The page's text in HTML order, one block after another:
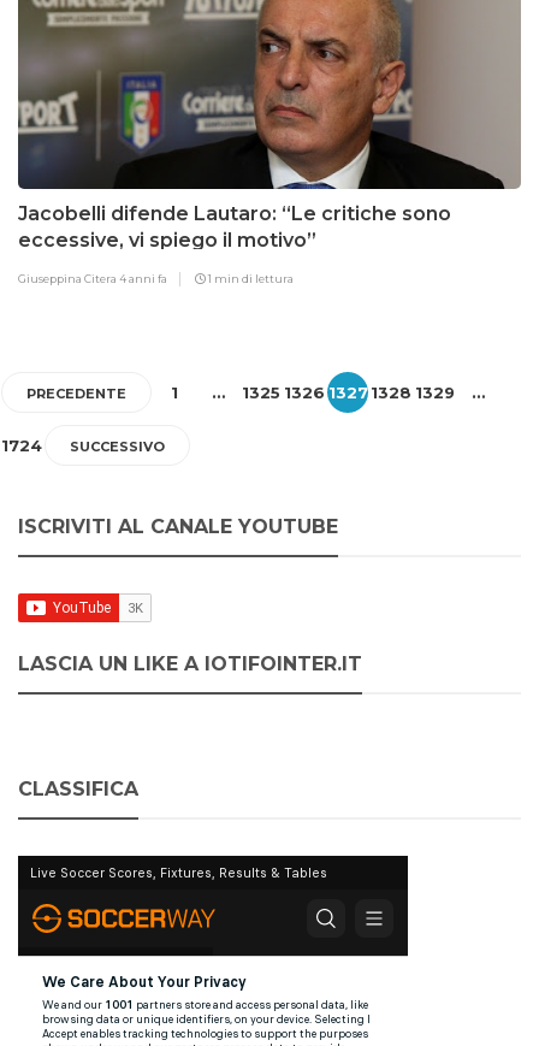
Jacobelli difende Lautaro: “Le critiche sono
eccessive, vi spiego il motivo”
Giuseppina Citera 4 anni fa 1 min di lettura
PRECEDENTE 1 … 1325 1326 1327 1328 1329 …
1724 SUCCESSIVO
ISCRIVITI AL CANALE YOUTUBE
LASCIA UN LIKE A IOTIFOINTER.IT
CLASSIFICA